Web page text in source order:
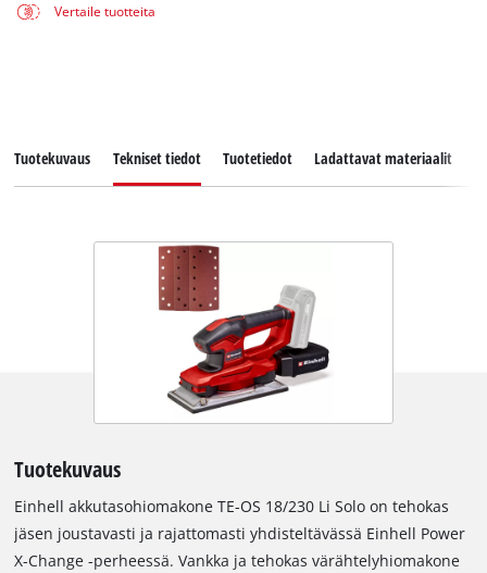
Vertaile tuotteita
Tuotekuvaus Tekniset tiedot Tuotetiedot Ladattavat materiaalit
Tuotekuvaus
Einhell akkutasohiomakone TE-OS 18/230 Li Solo on tehokas
jäsen joustavasti ja rajattomasti yhdisteltävässä Einhell Power
X-Change -perheessä. Vankka ja tehokas värähtelyhiomakone